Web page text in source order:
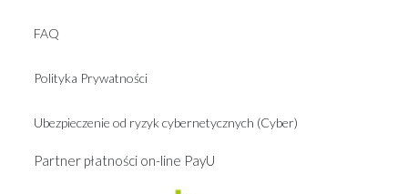
FAQ
Polityka Prywatności
Ubezpieczenie od ryzyk cybernetycznych (Cyber)
Partner płatności on-line PayU